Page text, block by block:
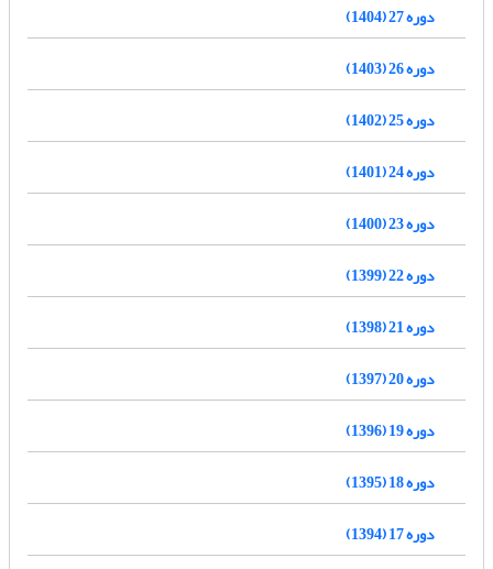
دوره 27 (1404)
دوره 26 (1403)
دوره 25 (1402)
دوره 24 (1401)
دوره 23 (1400)
دوره 22 (1399)
دوره 21 (1398)
دوره 20 (1397)
دوره 19 (1396)
دوره 18 (1395)
دوره 17 (1394)